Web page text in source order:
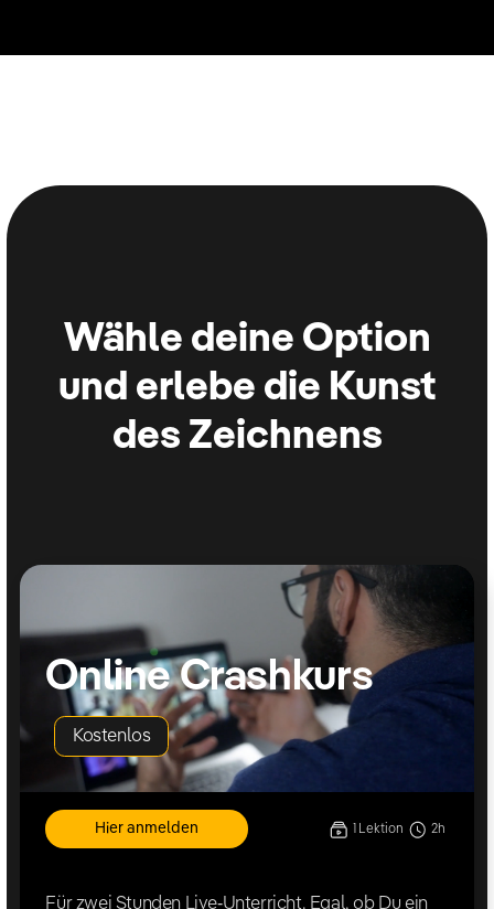
Wähle deine Option
und erlebe die Kunst
des Zeichnens
Online Crashkurs
Kostenlos
Hier anmelden Lektion 2h
Für zwei Stunden Live-Unterricht. Egal, ob Du ein